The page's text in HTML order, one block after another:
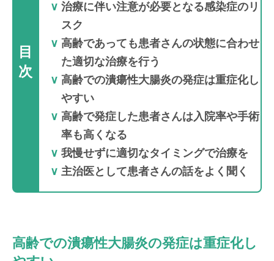
目
次
治療に伴い注意が必要となる感染症のリ
スク
高齢であっても患者さんの状態に合わせ
た適切な治療を行う
高齢での潰瘍性大腸炎の発症は重症化し
やすい
高齢で発症した患者さんは入院率や手術
率も高くなる
我慢せずに適切なタイミングで治療を
主治医として患者さんの話をよく聞く
高齢での潰瘍性大腸炎の発症は重症化し